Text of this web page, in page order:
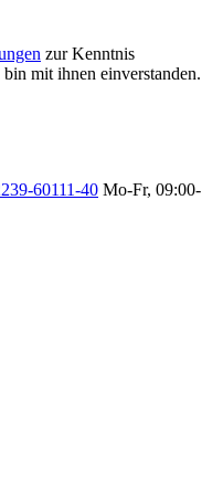
zur Kenntnis
bin mit ihnen einverstanden.
60111-40 Mo-Fr, 09:00-